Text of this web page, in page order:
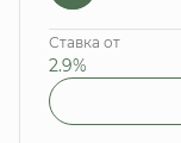
Ставка от
2.9%